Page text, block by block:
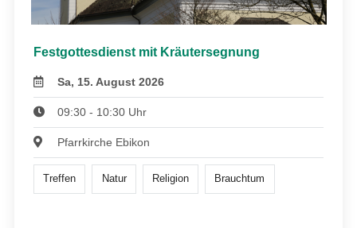
Festgottesdienst mit Kräutersegnung
Sa, 15. August 2026
09:30 - 10:30 Uhr
Pfarrkirche Ebikon
Treffen Natur Religion Brauchtum